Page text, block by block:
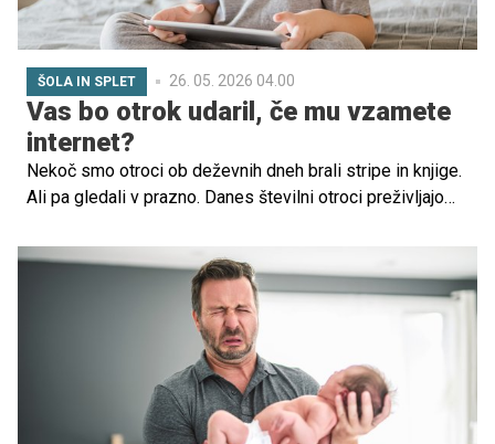
ŠOLA IN SPLET 26. 05. 2026 04.00
Vas bo otrok udaril, če mu vzamete
internet?
Nekoč smo otroci ob deževnih dneh brali stripe in knjige.
Ali pa gledali v prazno. Danes številni otroci preživljajo
slabi družbi. Se zavedamo nevarnosti, ki prežijo nanje?